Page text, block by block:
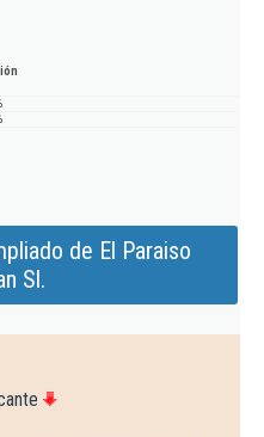
de El Paraiso
Sl.